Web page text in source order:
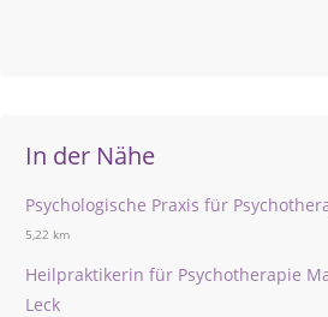
In der Nähe
Psychologische Praxis für
5,22 km
Heilpraktikerin für Psychotherapie
Leck